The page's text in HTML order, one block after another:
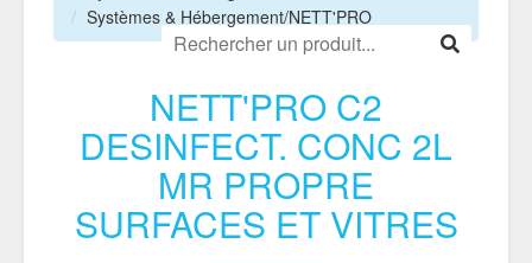
Systèmes & Hébergement/NETT'PRO
NETT'PRO C2
DESINFECT. CONC 2L
MR PROPRE
SURFACES ET VITRES